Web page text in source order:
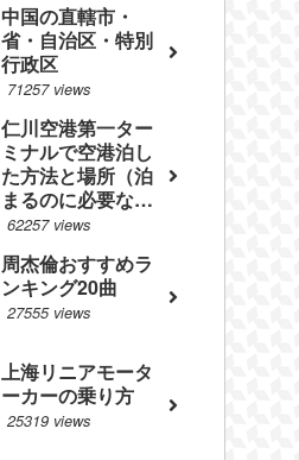
中国の直轄市・
省・自治区・特別
行政区
71257 views
仁川空港第一ター
ミナルで空港泊し
た方法と場所（泊
まるのに必要なも
のやフロアマップ
62257 views
周杰倫おすすめラ
ンキング20曲
27555 views
上海リニアモータ
ーカーの乗り方
25319 views